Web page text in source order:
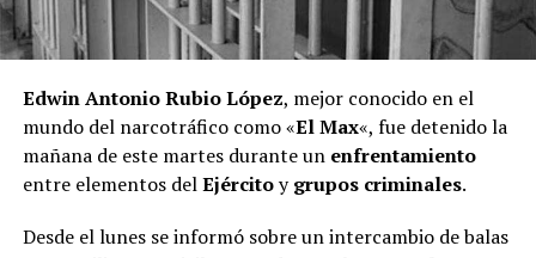
Edwin Antonio Rubio López, mejor conocido en el
mundo del narcotráfico como «El Max«, fue detenido la
mañana de este martes durante un enfrentamiento
entre elementos delEjércitoygrupos criminales.
Desde el lunes se informó sobre un intercambio de balas